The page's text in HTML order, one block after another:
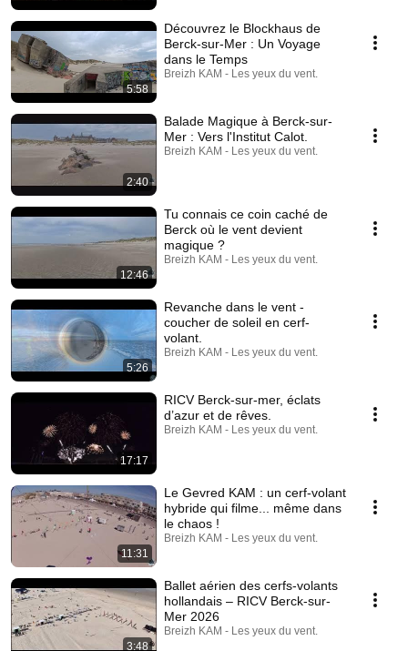
5:58
Découvrez le Blockhaus de
Berck-sur-Mer : Un Voyage
dans le Temps
Breizh KAM - Les yeux du vent.
2:40
Balade Magique à Berck-sur-
Mer : Vers l'Institut Calot.
Breizh KAM - Les yeux du vent.
12:46
Tu connais ce coin caché de
Berck où le vent devient
magique ?
Breizh KAM - Les yeux du vent.
5:26
Revanche dans le vent -
coucher de soleil en cerf-
volant.
Breizh KAM - Les yeux du vent.
17:17
RICV Berck-sur-mer, éclats
d’azur et de rêves.
Breizh KAM - Les yeux du vent.
11:31
Le Gevred KAM : un cerf-volant
hybride qui filme... même dans
le chaos !
Breizh KAM - Les yeux du vent.
3:48
Ballet aérien des cerfs-volants
hollandais – RICV Berck-sur-
Mer 2026
Breizh KAM - Les yeux du vent.